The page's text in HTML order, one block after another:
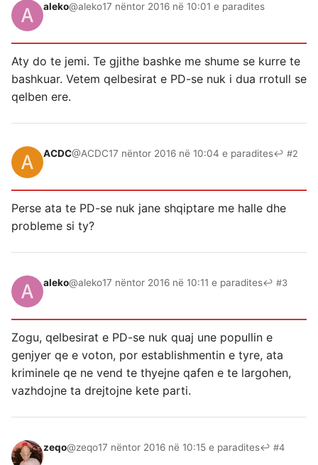
aleko@aleko17 nëntor 2016 në 10:01 e paradites
Aty do te jemi. Te gjithe bashke me shume se kurre te
bashkuar. Vetem qelbesirat e PD-se nuk i dua rrotull se
qelben ere.
ACDC@ACDC17 nëntor 2016 në 10:04 e paradites↩ #2
Perse ata te PD-se nuk jane shqiptare me halle dhe
probleme si ty?
aleko@aleko17 nëntor 2016 në 10:11 e paradites↩ #3
Zogu, qelbesirat e PD-se nuk quaj une popullin e
genjyer qe e voton, por establishmentin e tyre, ata
kriminele qe ne vend te thyejne qafen e te largohen,
vazhdojne ta drejtojne kete parti.
zeqo@zeqo17 nëntor 2016 në 10:15 e paradites↩ #4